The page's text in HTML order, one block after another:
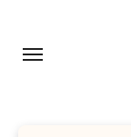
konten